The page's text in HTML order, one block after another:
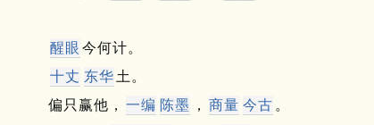
醒眼 今何计。
十丈 东华 土。
偏只赢他， 一编 陈墨 ， 商量 今古 。